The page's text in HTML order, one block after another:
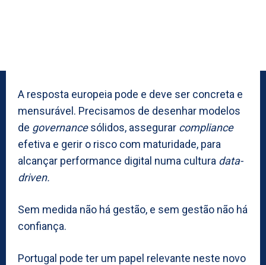
A resposta europeia pode e deve ser concreta e
mensurável. Precisamos de desenhar modelos
de governancesólidos, assegurar compliance
efetiva e gerir o risco com maturidade, para
alcançar performance digital numa cultura data-
driven.
Sem medida não há gestão, e sem gestão não há
confiança.
Portugal pode ter um papel relevante neste novo